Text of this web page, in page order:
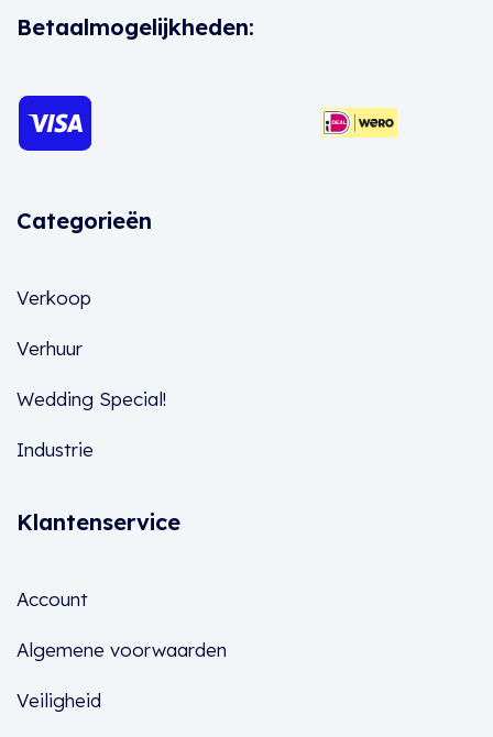
Betaalmogelijkheden:
Categorieën
Verkoop
Verhuur
Wedding Special!
Industrie
Klantenservice
Account
Algemene voorwaarden
Veiligheid